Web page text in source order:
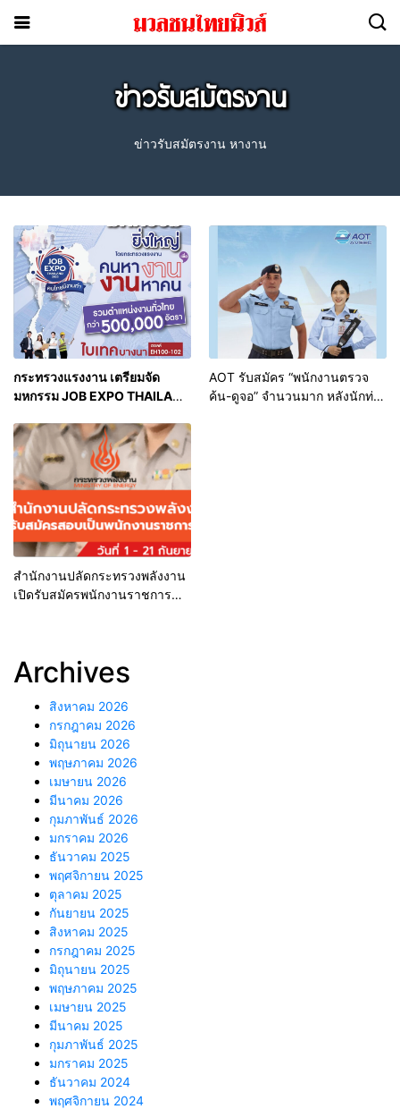
ข่าวรับสมัตรงาน
ข่าวรับสมัตรงาน หางาน
กระทรวงแรงงาน เตรียมจัด
มหกรรม JOB EXPO THAILAND
AOT รับสมัคร “พนักงานตรวจ
ค้น-ดูจอ” จำนวนมาก หลังนักท่อง
สำนักงานปลัดกระทรวงพลังงาน
เปิดรับสมัครพนักงานราชการ
Archives
สิงหาคม 2026
กรกฎาคม 2026
มิถุนายน 2026
พฤษภาคม 2026
เมษายน 2026
มีนาคม 2026
กุมภาพันธ์ 2026
มกราคม 2026
ธันวาคม 2025
พฤศจิกายน 2025
ตุลาคม 2025
กันยายน 2025
สิงหาคม 2025
กรกฎาคม 2025
มิถุนายน 2025
พฤษภาคม 2025
เมษายน 2025
มีนาคม 2025
กุมภาพันธ์ 2025
มกราคม 2025
ธันวาคม 2024
พฤศจิกายน 2024